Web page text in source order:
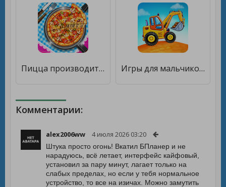
Пицца производитель кухни мания [Много монет] Игры для мальчиков: машинки для детей, конструктор [Много денег]
Комментарии:
alex2006ww 4 июля 2026 03:20
Штука просто огонь! Вкатил БПланер и не
нарадуюсь, всё летает, интерфейс кайфовый,
установил за пару минут, лагает только на
слабых пределах, но если у тебя нормальное
устройство, то все на изичах. Можно замутить